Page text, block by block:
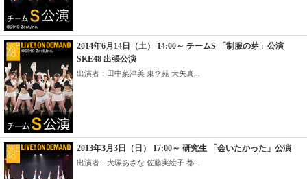
2014年6月14日（土） 14:00～ チームS 「制服の芽」公演
SKE48 出張公演
出演者：田中菜津美 東李苑 大矢真...
2013年3月3日（日） 17:00～ 研究生 「会いたかった」公演
出演者：犬塚あさな 佐藤実絵子 都...